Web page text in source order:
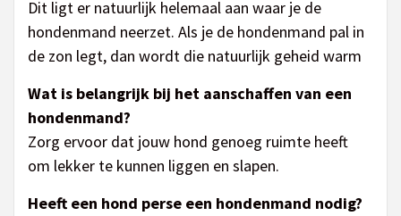
Dit ligt er natuurlijk helemaal aan waar je de
hondenmand neerzet. Als je de hondenmand pal in
de zon legt, dan wordt die natuurlijk geheid warm
Wat is belangrijk bij het aanschaffen van een
hondenmand?
Zorg ervoor dat jouw hond genoeg ruimte heeft
om lekker te kunnen liggen en slapen.
Heeft een hond perse een hondenmand nodig?